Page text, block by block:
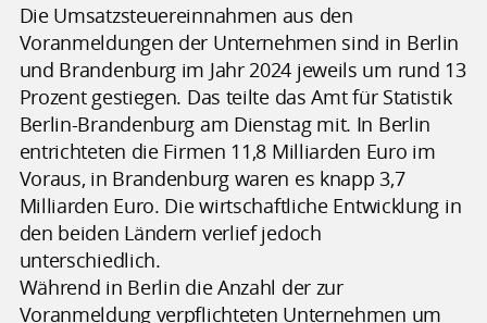
Die Umsatzsteuereinnahmen aus den
Voranmeldungen der Unternehmen sind in Berlin
und Brandenburg im Jahr 2024 jeweils um rund 13
Prozent gestiegen. Das teilte das Amt für Statistik
Berlin-Brandenburg am Dienstag mit. In Berlin
entrichteten die Firmen 11,8 Milliarden Euro im
Voraus, in Brandenburg waren es knapp 3,7
Milliarden Euro. Die wirtschaftliche Entwicklung in
den beiden Ländern verlief jedoch
unterschiedlich.
Während in Berlin die Anzahl der zur
Voranmeldung verpflichteten Unternehmen um